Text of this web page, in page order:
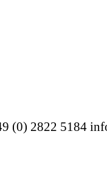
(0) 2822 5184